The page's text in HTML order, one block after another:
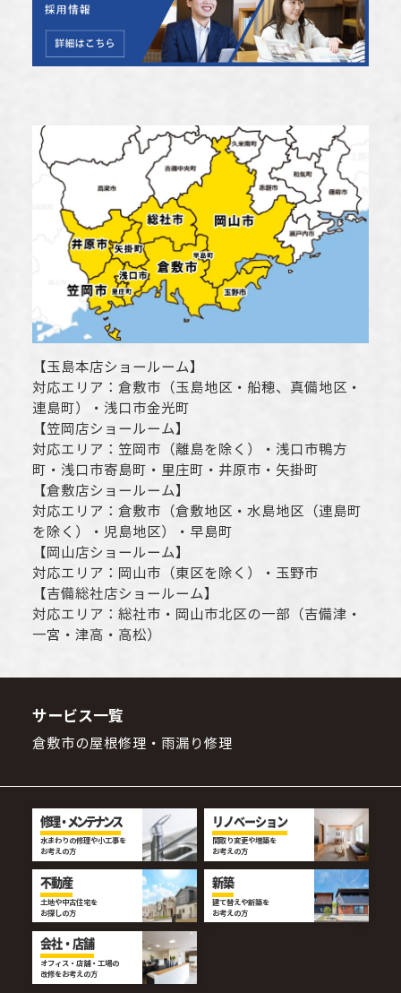
【玉島本店ショールーム】
対応エリア： 倉敷市 （玉島地区・船穂、真備地区・
連島町）・ 浅口市金光町
【笠岡店ショールーム】
対応エリア： 笠岡市（離島を除く） ・ 浅口市鴨方
町・ 浅口市寄島町・里庄町・ 井原市 ・矢掛町
【倉敷店ショールーム】
対応エリア： 倉敷市 （倉敷地区・水島地区（連島町
を除く）・児島地区）・早島町
【 岡山店ショールーム】
対応エリア： 岡山市 （東区を除く）・玉野市
【吉備総社店ショールーム】
対応エリア： 総社市 ・ 岡山市北区の一部（吉備津・
一宮・津高・高松）
サービス一覧
倉敷市の屋根修理・雨漏り修理
修理・メンテナンス
水まわりの修理や小工事を
お考えの方
リノベーション
間取り変更や増築を
お考えの方
不動産
土地や中古住宅を
お探しの方
新築
建て替えや新築を
お考えの方
会社・店舗
オフィス・店舗・工場の
改修をお考えの方